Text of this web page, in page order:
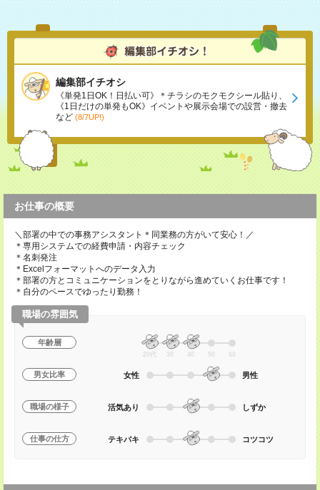
編集部イチオシ
《単発1日OK！日払い可》＊チラシのモクモクシール貼り、
《1日だけの単発もOK》イベントや展示会場での設営・撤去
など (8/7UP!)
お仕事の概要
＼部署の中での事務アシスタント＊同業務の方がいて安心！／
＊専用システムでの経費申請・内容チェック
＊名刺発注
＊Excelフォーマットへのデータ入力
＊部署の方とコミュニケーションをとりながら進めていくお仕事です！
＊自分のペースでゆったり勤務！
職場の雰囲気
年齢層
20代 30 40 50 60
男女比率 女性 男性
職場の様子 活気あり しずか
仕事の仕方 テキパキ コツコツ